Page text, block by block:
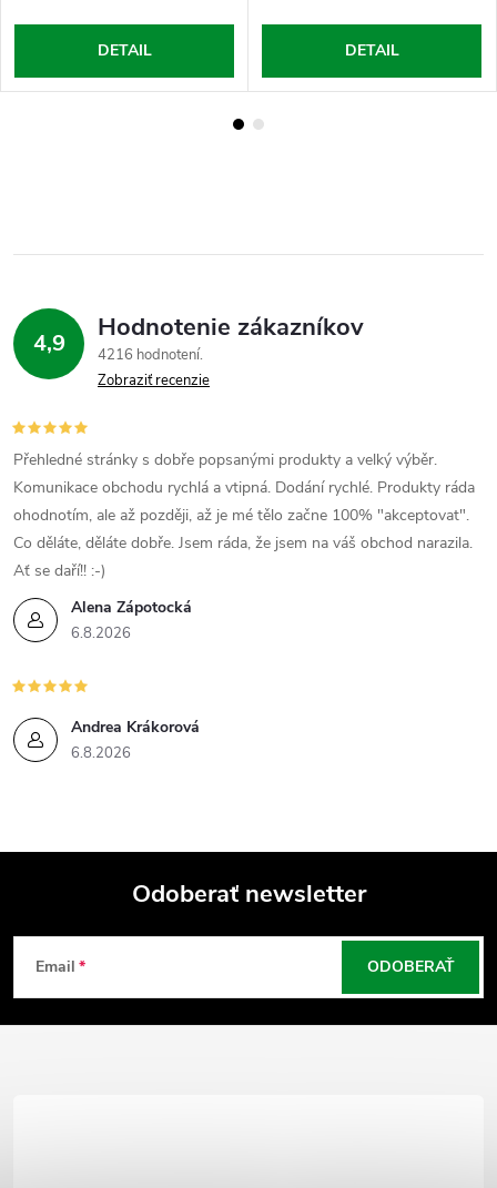
DETAIL DETAIL
4,9 Hodnotenie zákazníkov
4216 hodnotení
Zobraziť recenzie
Alena Zápotocká
6.8.2026
Přehledné stránky s dobře popsanými produkty a velký výběr.
Komunikace obchodu rychlá a vtipná. Dodání rychlé. Produkty ráda
ohodnotím, ale až později, až je mé tělo začne 100% "akceptovat".
Co děláte, děláte dobře. Jsem ráda, že jsem na váš obchod narazila.
Ať se daří!! :-)
Andrea Krákorová
6.8.2026
Z
á
Odoberať newsletter
Email ODOBERAŤ